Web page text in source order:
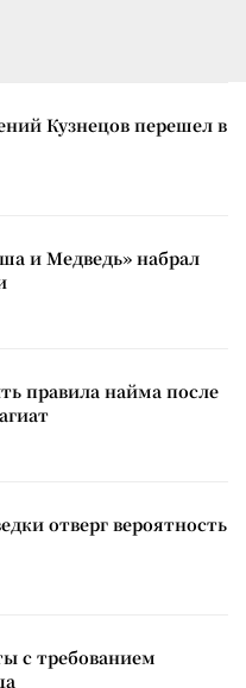
Кузнецов перешел в
и Медведь» набрал
правила найма после
отверг вероятность
с требованием